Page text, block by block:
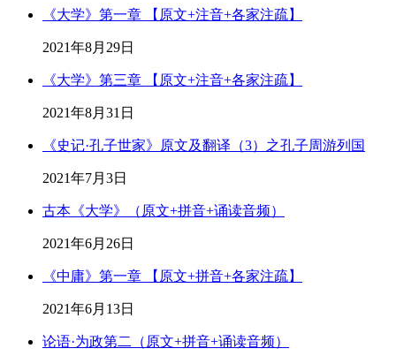
《大学》第一章 【原文+注音+各家注疏】
2021年8月29日
《大学》第三章 【原文+注音+各家注疏】
2021年8月31日
《史记·孔子世家》原文及翻译（3）之孔子周游列国
2021年7月3日
古本《大学》（原文+拼音+诵读音频）
2021年6月26日
《中庸》第一章 【原文+拼音+各家注疏】
2021年6月13日
论语·为政第二（原文+拼音+诵读音频）